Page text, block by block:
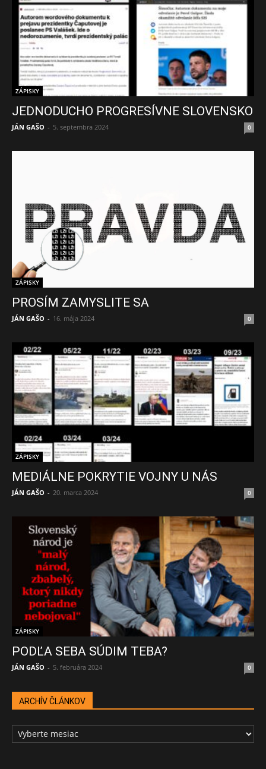
ZÁPISKY
JEDNODUCHO PROGRESÍVNE SLOVENSKO
JÁN GAŠO - 5. septembra 2024 0
ZÁPISKY
PROSÍM ZAMYSLITE SA
JÁN GAŠO - 16. mája 2024 0
ZÁPISKY
MEDIÁLNE POKRYTIE VOJNY U NÁS
JÁN GAŠO - 20. marca 2024 0
ZÁPISKY
PODĽA SEBA SÚDIM TEBA?
JÁN GAŠO - 5. februára 2024 0
ARCHÍV ČLÁNKOV
ARCHÍV
ČLÁNKOV